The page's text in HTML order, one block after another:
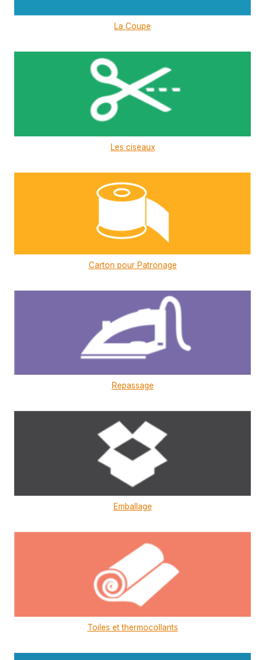
La Coupe
Les ciseaux
Carton pour Patronage
Repassage
Emballage
Toiles et thermocollants